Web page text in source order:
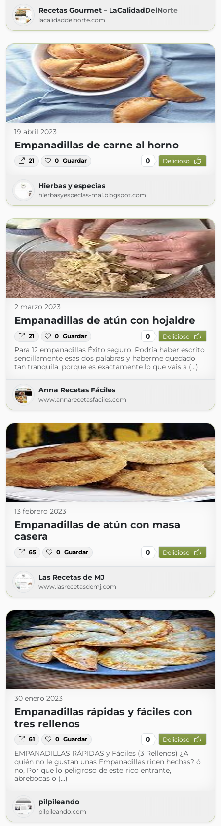
Recetas Gourmet – LaCalidadDelNorte
lacalidaddelnorte.com
19 abril 2023
Empanadillas de carne al horno
21 0 Guardar 0 Delicioso
Hierbas y especias
hierbasyespecias-mai.blogspot.com
2 marzo 2023
Empanadillas de atún con hojaldre
21 0 Guardar 0 Delicioso
Para 12 empanadillas Éxito seguro. Podría haber escrito
sencillamente esas dos palabras y haberme quedado
tan tranquila, porque es exactamente lo que vais a (...)
Anna Recetas Fáciles
www.annarecetasfaciles.com
13 febrero 2023
Empanadillas de atún con masa
casera
65 0 Guardar 0 Delicioso
Las Recetas de MJ
www.lasrecetasdemj.com
30 enero 2023
Empanadillas rápidas y fáciles con
tres rellenos
61 0 Guardar 0 Delicioso
EMPANADILLAS RÁPIDAS y Fáciles (3 Rellenos) ¿A
quién no le gustan unas Empanadillas ricen hechas? ó
no, Por que lo peligroso de este rico entrante,
abrebocas o (...)
pilpileando
pilpileando.com